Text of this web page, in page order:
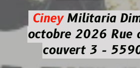
CineyMilitaria
octobre 2026Rue
couvert 3 -